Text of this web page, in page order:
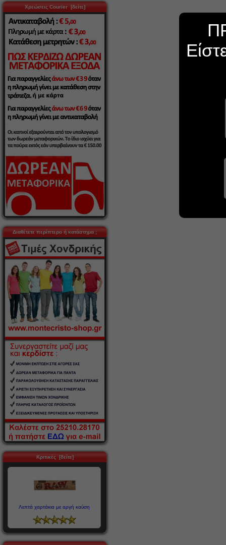
Χρεώσεις Courier [δείτε]
Διαθέτετε περίπτερο ή κατάστημα ;
Κριτικές [δείτε]
Λεπτά χαρτάκια με αργή καύση